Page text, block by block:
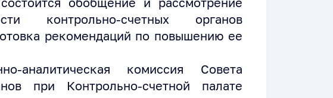
контрольно-счетных органов
рекомендаций по повышению ее
аналитическая комиссия Совета
при Контрольно-счетной палате